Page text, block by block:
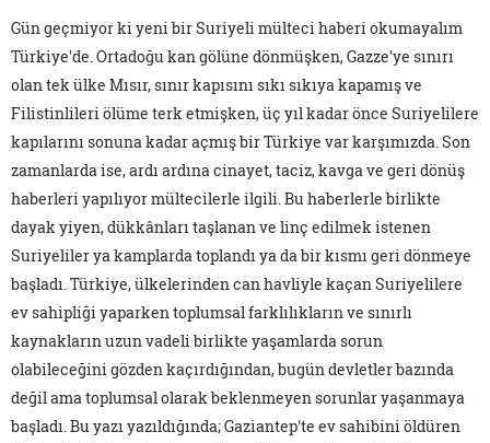
Gün geçmiyor ki yeni bir Suriyeli mülteci haberi okumayalım
Türkiye'de. Ortadoğu kan gölüne dönmüşken, Gazze'ye sınırı
olan tek ülke Mısır, sınır kapısını sıkı sıkıya kapamış ve
Filistinlileri ölüme terk etmişken, üç yıl kadar önce Suriyelilere
kapılarını sonuna kadar açmış bir Türkiye var karşımızda. Son
zamanlarda ise, ardı ardına cinayet, taciz, kavga ve geri dönüş
haberleri yapılıyor mültecilerle ilgili. Bu haberlerle birlikte
dayak yiyen, dükkânları taşlanan ve linç edilmek istenen
Suriyeliler ya kamplarda toplandı ya da bir kısmı geri dönmeye
başladı. Türkiye, ülkelerinden can havliyle kaçan Suriyelilere
ev sahipliği yaparken toplumsal farklılıkların ve sınırlı
kaynakların uzun vadeli birlikte yaşamlarda sorun
olabileceğini gözden kaçırdığından, bugün devletler bazında
değil ama toplumsal olarak beklenmeyen sorunlar yaşanmaya
başladı. Bu yazı yazıldığında; Gaziantep'te ev sahibini öldüren